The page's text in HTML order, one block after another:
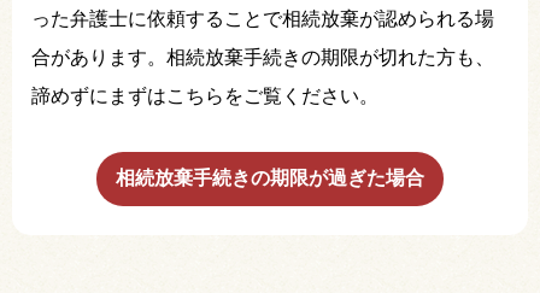
った弁護士に依頼することで相続放棄が認められる場
合があります。相続放棄手続きの期限が切れた方も、
諦めずにまずはこちらをご覧ください。
相続放棄手続きの期限が過ぎた場合